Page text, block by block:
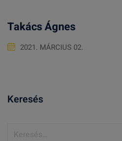
Takács Ágnes
2021. MÁRCIUS 02.
Keresés